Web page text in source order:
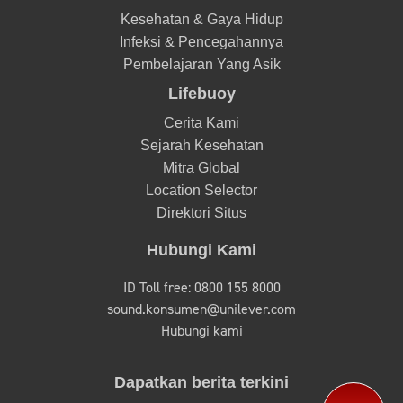
Kesehatan & Gaya Hidup
Infeksi & Pencegahannya
Pembelajaran Yang Asik
Lifebuoy
Cerita Kami
Sejarah Kesehatan
Mitra Global
Location Selector
Direktori Situs
Hubungi Kami
ID Toll free: 0800 155 8000
sound.konsumen@unilever.com
Hubungi kami
Dapatkan berita terkini